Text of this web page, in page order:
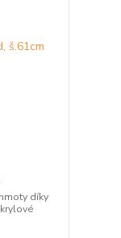
díky